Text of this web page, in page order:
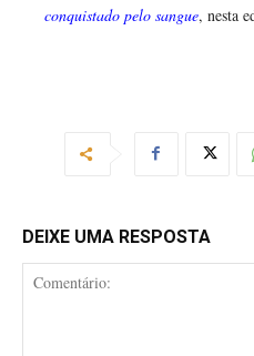
conquistado pelo sangue, nesta
DEIXE UMA RESPOSTA